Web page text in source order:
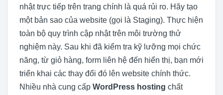
nhật trực tiếp trên trang chính là quá rủi ro. Hãy tạo
một bản sao của website (gọi là Staging). Thực hiện
toàn bộ quy trình cập nhật trên môi trường thử
nghiệm này. Sau khi đã kiểm tra kỹ lưỡng mọi chức
năng, từ giỏ hàng, form liên hệ đến hiển thị, bạn mới
triển khai các thay đổi đó lên website chính thức.
Nhiều nhà cung cấp WordPress hosting chất